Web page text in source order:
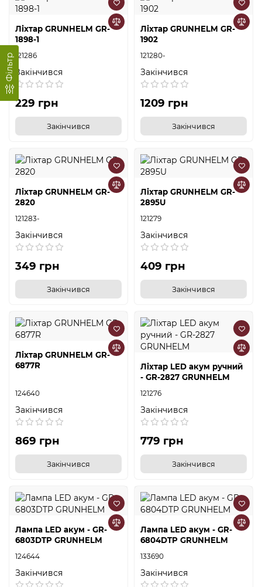
Фільтр
Ліхтар GRUNHELM GR-
1898-1
121286
Закінчився
229 грн
Закінчився
Ліхтар GRUNHELM GR-
1902
121280-
Закінчився
1209 грн
Закінчився
Ліхтар GRUNHELM GR-
2820
121283-
Закінчився
349 грн
Закінчився
Ліхтар GRUNHELM GR-
2895U
121279
Закінчився
409 грн
Закінчився
Ліхтар GRUNHELM GR-
6877R
124640
Закінчився
869 грн
Закінчився
Ліхтар LED акум ручний
- GR-2827 GRUNHELM
121276
Закінчився
779 грн
Закінчився
Лампа LED акум - GR-
6803DTP GRUNHELM
124644
Закінчився
Лампа LED акум - GR-
6804DTP GRUNHELM
133690
Закінчився